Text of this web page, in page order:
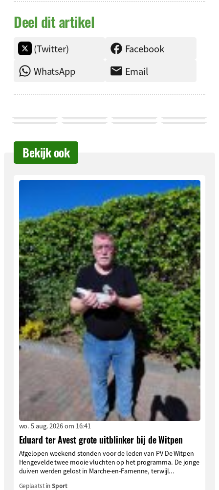
Deel dit artikel
(Twitter)
Facebook
WhatsApp
Email
Bekijk ook
wo. 5 aug. 2026 om 16:41
Eduard ter Avest grote uitblinker bij de Witpen
Afgelopen weekend stonden voor de leden van PV De Witpen
Hengevelde twee mooie vluchten op het programma. De jonge
duiven werden gelost in Marche-en-Famenne, terwijl...
Geplaatst inSport